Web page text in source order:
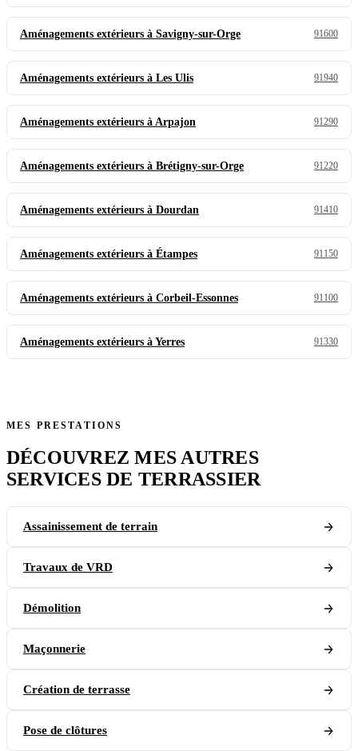
Aménagements extérieurs à Savigny-sur-Orge 91600
Aménagements extérieurs à Les Ulis 91940
Aménagements extérieurs à Arpajon 91290
Aménagements extérieurs à Brétigny-sur-Orge 91220
Aménagements extérieurs à Dourdan 91410
Aménagements extérieurs à Étampes 91150
Aménagements extérieurs à Corbeil-Essonnes 91100
Aménagements extérieurs à Yerres 91330
MES PRESTATIONS
DÉCOUVREZ MES AUTRES
SERVICES DE TERRASSIER
Assainissement de terrain
Travaux de VRD
Démolition
Maçonnerie
Création de terrasse
Pose de clôtures